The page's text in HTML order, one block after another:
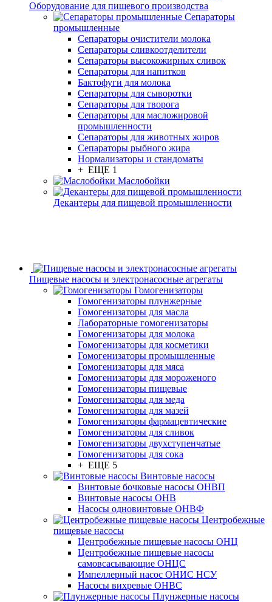
Оборудование для пищевого производства
Сепараторы
промышленные
Сепараторы очистители молока
Сепараторы сливкоотделители
Сепараторы высокожирных сливок
Сепараторы для напитков
Бактофуги для молока
Сепараторы для сыворотки
Сепараторы для творога
Сепараторы для масложировой
промышленности
Сепараторы для животных жиров
Сепараторы рыбного жира
Нормализаторы и стандоматы
+ ЕЩЕ 1
Маслобойки
Декантеры для пищевой промышленности
Пищевые насосы и электронасосные агрегаты
Гомогенизаторы
Гомогенизаторы плунжерные
Гомогенизаторы для масла
Лабораторные гомогенизаторы
Гомогенизаторы для молока
Гомогенизаторы для косметики
Гомогенизаторы промышленные
Гомогенизаторы для мяса
Гомогенизаторы для мороженого
Гомогенизаторы пищевые
Гомогенизаторы для меда
Гомогенизаторы для мазей
Гомогенизаторы фармацевтические
Гомогенизаторы для сливок
Гомогенизаторы двухступенчатые
Гомогенизаторы для сока
+ ЕЩЕ 5
Винтовые насосы
Винтовые бочковые насосы ОНВП
Винтовые насосы ОНВ
Насосы одновинтовые ОНВФ
Центробежные
пищевые насосы
Центробежные пищевые насосы ОНЦ
Центробежные пищевые насосы
самовсасывающие ОНЦС
Импеллерный насос ОНИС НСУ
Насосы вихревые ОНВС
Плунжерные насосы